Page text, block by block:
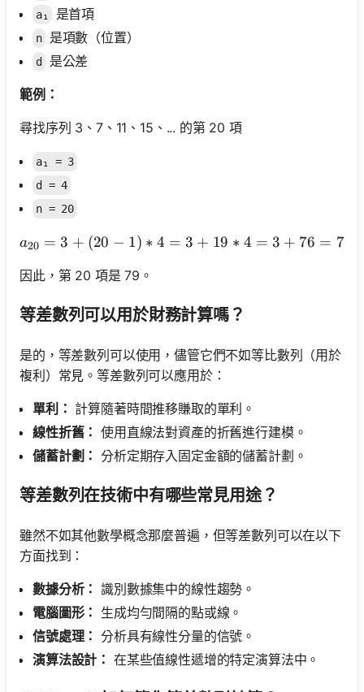
a₁ 是首項
n 是項數（位置）
d 是公差
範例：
尋找序列 3、7、11、15、... 的第 20 項
a₁ = 3
d = 4
n = 20
a₂₀ = 3 + (20 - 1) * 4 = 3
a20 = 3 + (20 − 1) ∗ 4 = 3 + 19 ∗ 4 = 3 + 76 = 79
因此，第 20 項是 79。
等差數列可以用於財務計算嗎？
是的，等差數列可以使用，儘管它們不如等比數列（用於
複利）常見。等差數列可以應用於：
單利： 計算隨著時間推移賺取的單利。
線性折舊： 使用直線法對資產的折舊進行建模。
儲蓄計劃： 分析定期存入固定金額的儲蓄計劃。
等差數列在技術中有哪些常見用途？
雖然不如其他數學概念那麼普遍，但等差數列可以在以下
方面找到：
數據分析： 識別數據集中的線性趨勢。
電腦圖形： 生成均勻間隔的點或線。
信號處理： 分析具有線性分量的信號。
演算法設計： 在某些值線性遞增的特定演算法中。